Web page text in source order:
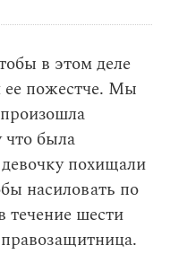
в этом деле
ее пожестче. Мы
что была
похищали
насиловать по
течение шести